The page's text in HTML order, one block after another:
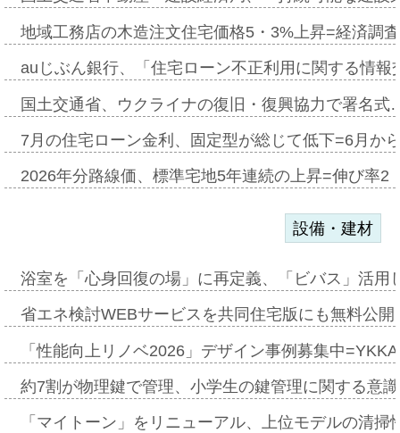
地域工務店の木造注文住宅価格5・3%上昇=経済調
auじぶん銀行、「住宅ローン不正利用に関する情
国土交通省、ウクライナの復旧・復興協力で署名
7月の住宅ローン金利、固定型が総じて低下=6月か
2026年分路線価、標準宅地5年連続の上昇=伸び率
設備・建材
浴室を「心身回復の場」に再定義、「ビバス」活
省エネ検討WEBサービスを共同住宅版にも無料公
「性能向上リノベ2026」デザイン事例募集中
約7割が物理鍵で管理、小学生の鍵管理に関する意
「マイトーン」をリニューアル、上位モデルの清